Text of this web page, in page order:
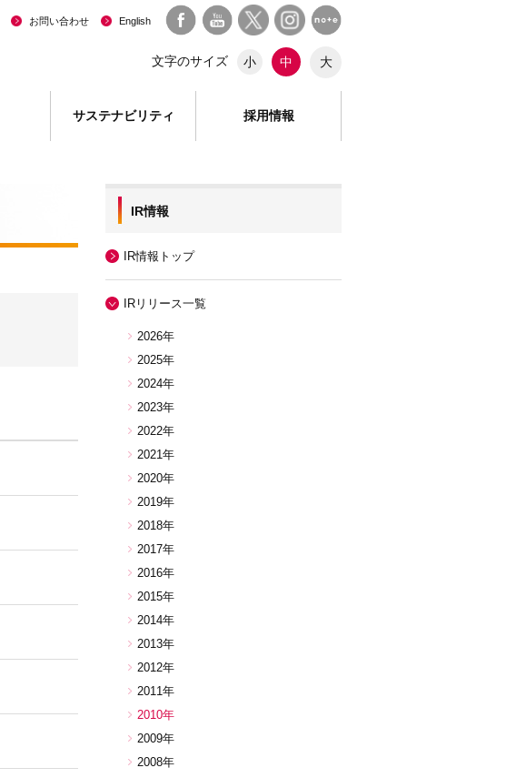
サステナビリティ 採用情報
お問い合わせ English
文字のサイズ 小 中 大
IR情報
IR情報トップ
IRリリース一覧
2026年
2025年
2024年
2023年
2022年
2021年
2020年
2019年
2018年
2017年
2016年
2015年
2014年
2013年
2012年
2011年
2010年
2009年
2008年